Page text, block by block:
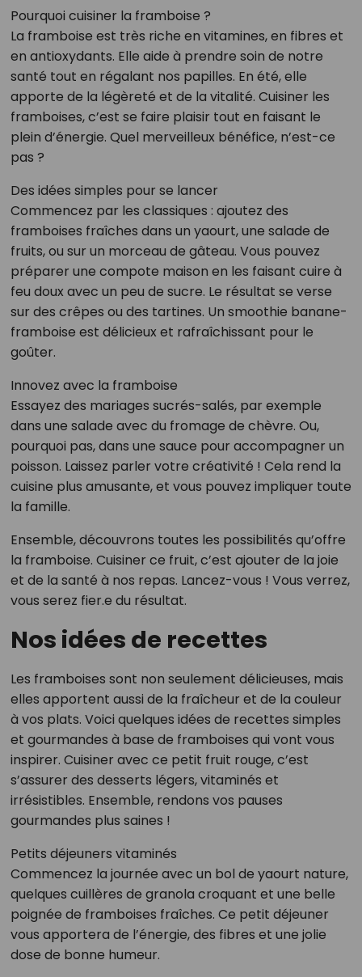
Pourquoi cuisiner la framboise ?
La framboise est très riche en vitamines, en fibres et
en antioxydants. Elle aide à prendre soin de notre
santé tout en régalant nos papilles. En été, elle
apporte de la légèreté et de la vitalité. Cuisiner les
framboises, c’est se faire plaisir tout en faisant le
plein d’énergie. Quel merveilleux bénéfice, n’est-ce
pas ?
Des idées simples pour se lancer
Commencez par les classiques : ajoutez des
framboises fraîches dans un yaourt, une salade de
fruits, ou sur un morceau de gâteau. Vous pouvez
préparer une compote maison en les faisant cuire à
feu doux avec un peu de sucre. Le résultat se verse
sur des crêpes ou des tartines. Un smoothie banane-
framboise est délicieux et rafraîchissant pour le
goûter.
Innovez avec la framboise
Essayez des mariages sucrés-salés, par exemple
dans une salade avec du fromage de chèvre. Ou,
pourquoi pas, dans une sauce pour accompagner un
poisson. Laissez parler votre créativité ! Cela rend la
cuisine plus amusante, et vous pouvez impliquer toute
la famille.
Ensemble, découvrons toutes les possibilités qu’offre
la framboise. Cuisiner ce fruit, c’est ajouter de la joie
et de la santé à nos repas. Lancez-vous ! Vous verrez,
vous serez fier.e du résultat.
Nos idées de recettes
Les framboises sont non seulement délicieuses, mais
elles apportent aussi de la fraîcheur et de la couleur
à vos plats. Voici quelques idées de recettes simples
et gourmandes à base de framboises qui vont vous
inspirer. Cuisiner avec ce petit fruit rouge, c’est
s’assurer des desserts légers, vitaminés et
irrésistibles. Ensemble, rendons vos pauses
gourmandes plus saines !
Petits déjeuners vitaminés
Commencez la journée avec un bol de yaourt nature,
quelques cuillères de granola croquant et une belle
poignée de framboises fraîches. Ce petit déjeuner
vous apportera de l’énergie, des fibres et une jolie
dose de bonne humeur.